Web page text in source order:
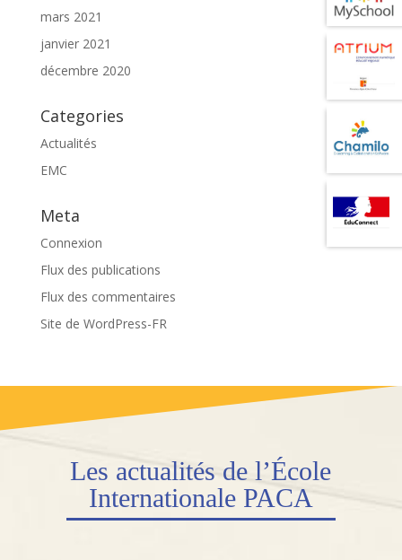
mars 2021
janvier 2021
décembre 2020
Categories
Actualités
EMC
Meta
Connexion
Flux des publications
Flux des commentaires
Site de WordPress-FR
Les actualités de l’École
Internationale PACA